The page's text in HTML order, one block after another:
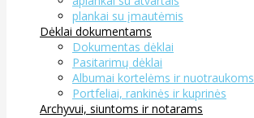
plankai su įmautėmis
Dėklai dokumentams
Dokumentas dėklai
Pasitarimų dėklai
Albumai kortelėms ir nuotraukoms
Portfeliai, rankinės ir kuprinės
Archyvui, siuntoms ir notarams